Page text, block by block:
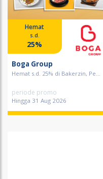
Hemat
s.d.
25%
Boga Group
Hemat s.d. 25% di Bakerzin, Pe...
periode promo
Hingga 31 Aug 2026